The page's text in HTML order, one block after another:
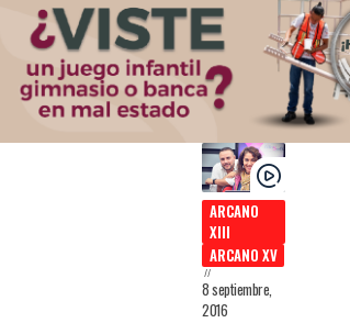
ARCANO
XIII
ARCANO XV
8 septiembre,
2016